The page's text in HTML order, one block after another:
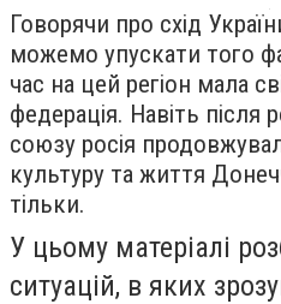
Говорячи про схід
можемо упускати того
час на цей регіон мала
федерація. Навіть після
союзу росія
культуру та життя
тільки.
У цьому матеріалі
ситуацій, в яких